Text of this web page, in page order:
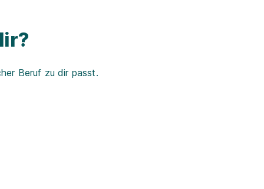
Beruf zu dir passt.